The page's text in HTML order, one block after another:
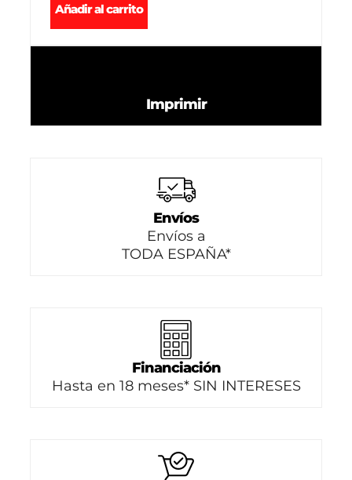
Añadir al carrito
Imprimir
Envíos
Envíos a
TODA ESPAÑA*
Financiación
Hasta en 18 meses* SIN INTERESES